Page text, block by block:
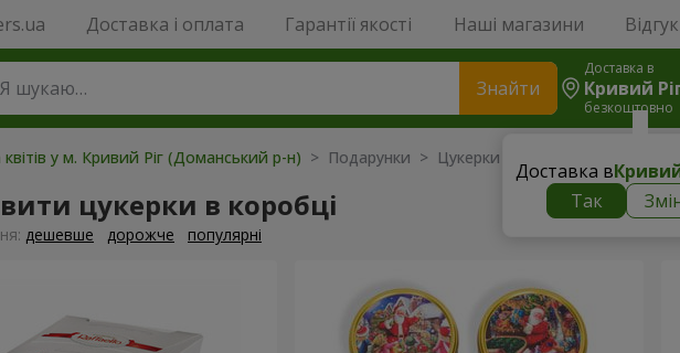
Доставка і оплата Гарантії якості Наші магазини
Знайти
Доставка в
безкоштовно
Доставка в
Так
у м. Кривий Ріг (Доманський р-н) > Подарунки > Цукерки та інші солодощі
цукерки в коробці
дешевше дорожче популярні